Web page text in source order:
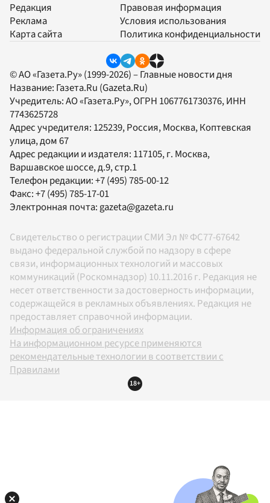
Редакция
Реклама
Карта сайта
Правовая информация
Условия использования
Политика конфиденциальности
© АО «Газета.Ру» (1999-2026) – Главные новости дня
Название: Газета.Ru (Gazeta.Ru)
Учредитель:АО «Газета.Ру», ОГРН 1067761730376, ИНН
7743625728
Адрес учредителя: 125239, Россия, Москва, Коптевская
улица, дом 67
Адрес редакции и издателя: 117105, г. Москва,
Варшавское шоссе, д.9, стр.1
Телефон редакции:+7 (495) 785-00-12
Факс:+7 (495) 785-17-01
Электронная почта: gazeta@gazeta.ru
Свидетельство о регистрации СМИ Эл № ФС77-67642
выдано федеральной службой по надзору в сфере
связи, информационных технологий и массовых
коммуникаций (Роскомнадзор) 10.11.2016 г. Редакция не
несет ответственности за достоверность информации,
содержащейся в рекламных объявлениях. Редакция не
предоставляет справочной информации.
Информация об ограничениях
На информационном ресурсе применяются
рекомендательные технологии в соответствии с
Правилами
18+